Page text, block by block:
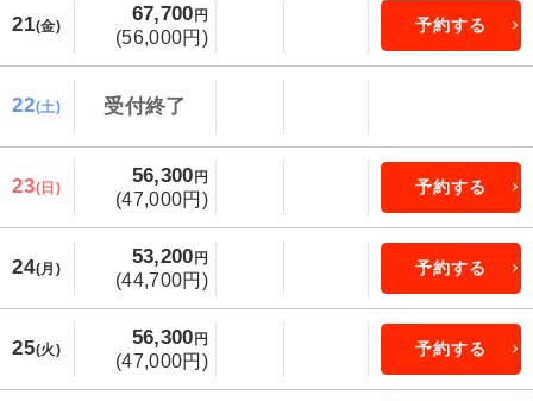
21(金)
67,700 円
(56,000円)
予約する
22(土) 受付終了
23(日)
56,300 円
(47,000円)
予約する
24(月)
53,200 円
(44,700円)
予約する
25(火)
56,300 円
(47,000円)
予約する